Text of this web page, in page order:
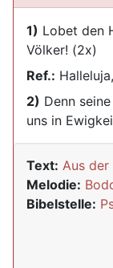
1) Lobet den
Völker! (2x)
Ref.:
2) Denn
uns in
Text: Aus der
Melodie:
Bibelstelle: